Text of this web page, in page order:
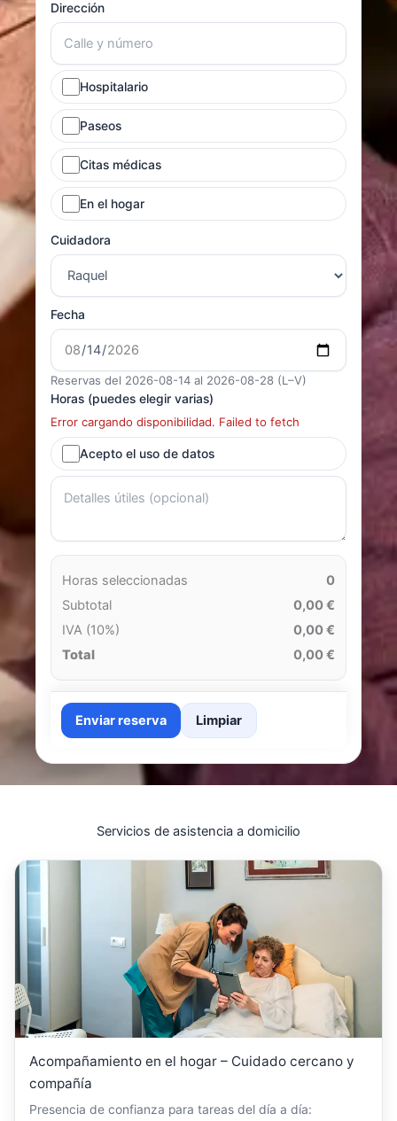
Dirección
Hospitalario
Paseos
Citas médicas
En el hogar
Cuidadora
Fecha
Reservas del 2026-08-14 al 2026-08-28 (L–V)
Horas (puedes elegir varias)
Error cargando disponibilidad. Failed to fetch
Acepto el uso de datos
Horas seleccionadas
0
Subtotal
0,00 €
IVA (10%)
0,00 €
Total
0,00 €
Enviar reserva Limpiar
Servicios de asistencia a domicilio
Acompañamiento en el hogar – Cuidado cercano y
compañía
Presencia de confianza para tareas del día a día: